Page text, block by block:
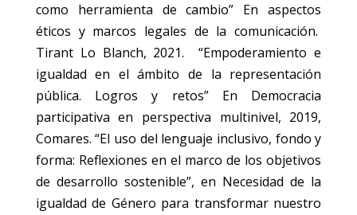
como herramienta de cambio” En aspectos
éticos y marcos legales de la comunicación.
Tirant Lo Blanch, 2021. “Empoderamiento e
igualdad en el ámbito de la representación
pública. Logros y retos” En Democracia
participativa en perspectiva multinivel, 2019,
Comares. “El uso del lenguaje inclusivo, fondo y
forma: Reflexiones en el marco de los objetivos
de desarrollo sostenible”, en Necesidad de la
igualdad de Género para transformar nuestro